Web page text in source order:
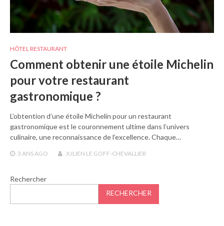
HÔTEL RESTAURANT
Comment obtenir une étoile Michelin
pour votre restaurant
gastronomique ?
L’obtention d’une étoile Michelin pour un restaurant
gastronomique est le couronnement ultime dans l’univers
culinaire, une reconnaissance de l’excellence. Chaque…
3 ANS AGO JULIEN LE GOFF-CHEVALLIER
Rechercher
RECHERCHER